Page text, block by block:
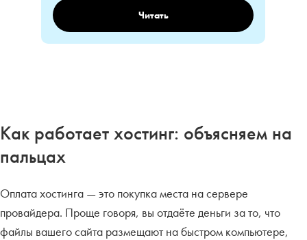
Читать
Как работает хостинг: объясняем на
пальцах
Оплата хостинга — это покупка места на сервере
провайдера. Проще говоря, вы отдаёте деньги за то, что
файлы вашего сайта размещают на быстром компьютере,